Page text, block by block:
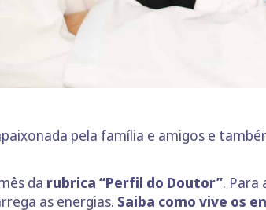
pela família e amigos e
da rubrica “Perfil do Doutor”. Para
as energias. Saiba como vive os